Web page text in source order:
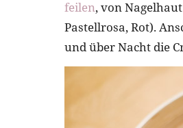
feilen, von
Pastellrosa, Rot).
und über Nacht die